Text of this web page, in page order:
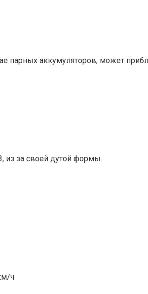
парных аккумуляторов, может
из за своей дутой формы.
ч